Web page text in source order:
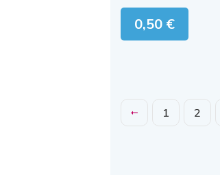
0,50 €
1 2